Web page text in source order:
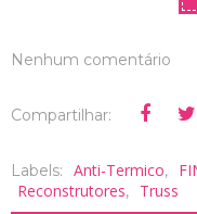
Nenhum comentário
Compartilhar:
Labels: Anti-Termico,
Reconstrutores, Truss